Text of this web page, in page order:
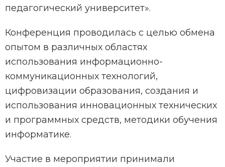
педагогический университет».
Конференция проводилась с целью обмена
опытом в различных областях
использования информационно-
коммуникационных технологий,
цифровизации образования, создания и
использования инновационных технических
и программных средств, методики обучения
информатике.
Участие в мероприятии принимали